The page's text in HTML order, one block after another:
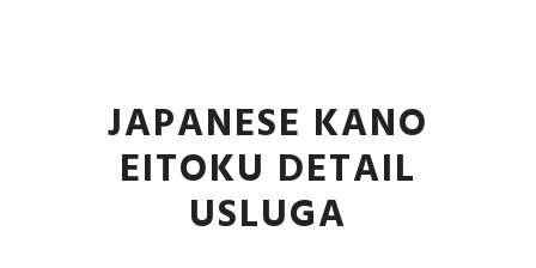
JAPANESE KANO
EITOKU DETAIL
USLUGA